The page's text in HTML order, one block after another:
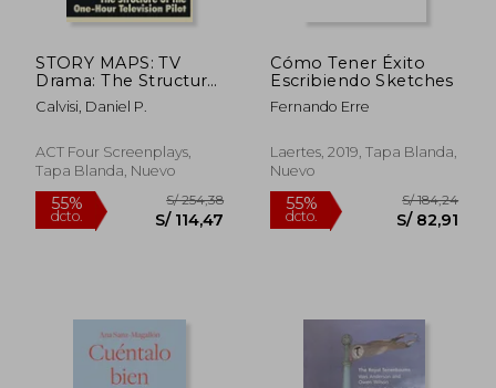
STORY MAPS: TV
Drama: The Structure
of the One-Hour
Television Pilot:
Calvisi, Daniel P.
ACT Four Screenplays,
Tapa Blanda, Nuevo
Cómo Tener Éxito
Escribiendo Sketches
Fernando Erre
Laertes, 2019, Tapa Blanda,
Nuevo